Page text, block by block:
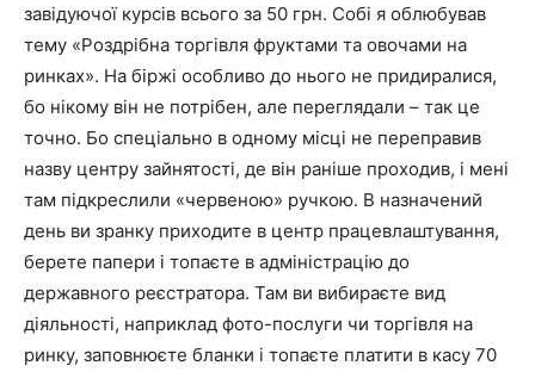
завідуючої курсів всього за 50 грн. Собі я облюбував
тему «Роздрібна торгівля фруктами та овочами на
ринках». На біржі особливо до нього не придиралися,
бо нікому він не потрібен, але переглядали – так це
точно. Бо спеціально в одному місці не переправив
назву центру зайнятості, де він раніше проходив, і мені
там підкреслили «червеною» ручкою. В назначений
день ви зранку приходите в центр працевлаштування,
берете папери і топаєте в адміністрацію до
державного реєстратора. Там ви вибираєте вид
діяльності, наприклад фото-послуги чи торгівля на
ринку, заповнюєте бланки і топаєте платити в касу 70